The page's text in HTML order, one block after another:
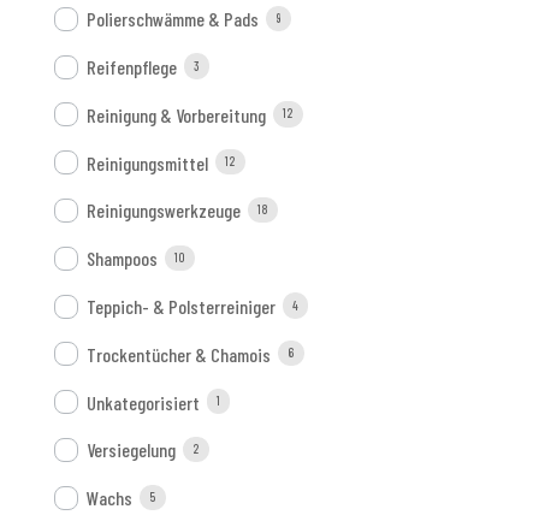
Polierschwämme & Pads 9
Reifenpflege 3
Reinigung & Vorbereitung 12
Reinigungsmittel 12
Reinigungswerkzeuge 18
Shampoos 10
Teppich- & Polsterreiniger 4
Trockentücher & Chamois 6
Unkategorisiert 1
Versiegelung 2
Wachs 5